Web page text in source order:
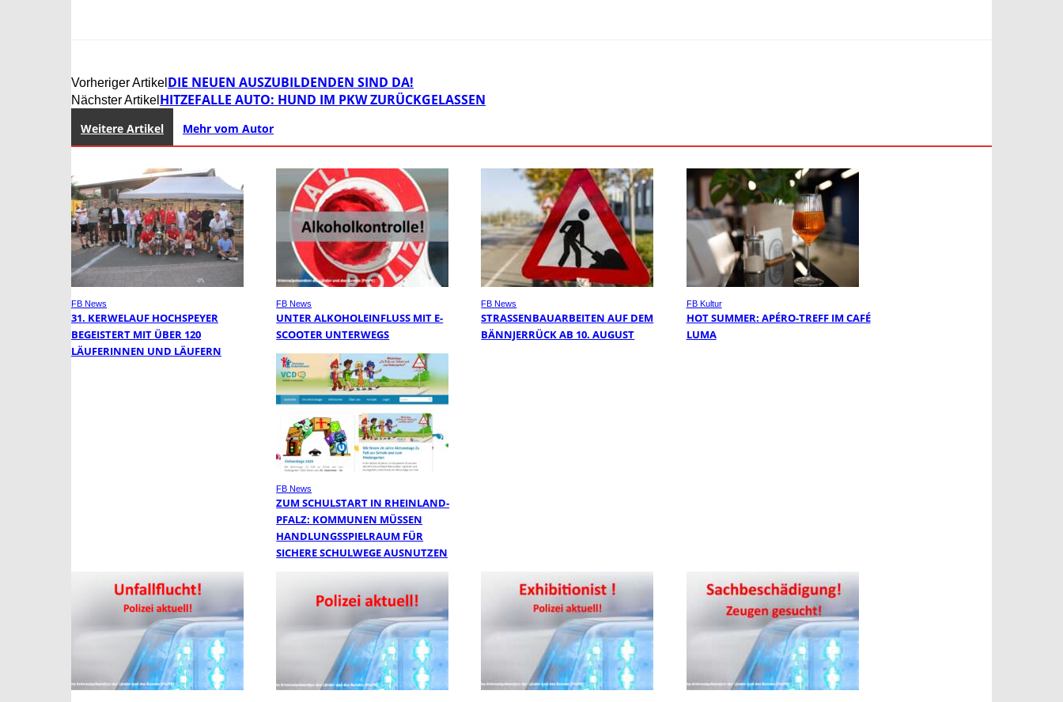
Vorheriger Artikel DIE NEUEN AUSZUBILDENDEN SIND DA!
Nächster Artikel HITZEFALLE AUTO: HUND IM PKW ZURÜCKGELASSEN
Weitere Artikel Mehr vom Autor
FB News
31. KERWELAUF HOCHSPEYER
BEGEISTERT MIT ÜBER 120
LÄUFERINNEN UND LÄUFERN
FB News
UNTER ALKOHOLEINFLUSS MIT E-
SCOOTER UNTERWEGS
FB News
STRASSENBAUARBEITEN AUF DEM B
ÄNNJERRÜCK AB 10. AUGUST
FB Kultur
HOT SUMMER: APÉRO-TREFF IM CAFÉ
LUMA
FB News
ZUM SCHULSTART IN RHEINLAND-
PFALZ: KOMMUNEN MÜSSEN
HANDLUNGSSPIELRAUM FÜR
SICHERE SCHULWEGE AUSNUTZEN